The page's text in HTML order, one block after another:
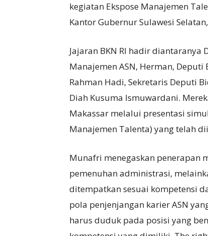
kegiatan Ekspose Manajemen
Kantor Gubernur Sulawesi
Jajaran BKN RI hadir diantaranya
Manajemen ASN, Herman, Deputi
Rahman Hadi, Sekretaris Deputi
Diah Kusuma Ismuwardani.
Makassar melalui presentasi
Manajemen Talenta) yang telah
Munafri menegaskan penerapan
pemenuhan administrasi,
ditempatkan sesuai kompetensi
pola penjenjangan karier ASN
harus duduk pada posisi yang